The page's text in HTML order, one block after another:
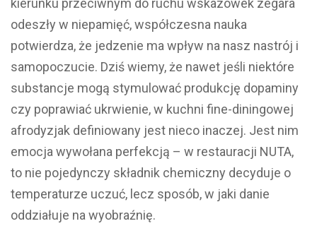
kierunku przeciwnym do ruchu wskazówek zegara
odeszły w niepamięć, współczesna nauka
potwierdza, że jedzenie ma wpływ na nasz nastrój i
samopoczucie. Dziś wiemy, że nawet jeśli niektóre
substancje mogą stymulować produkcję dopaminy
czy poprawiać ukrwienie, w kuchni fine-diningowej
afrodyzjak definiowany jest nieco inaczej. Jest nim
emocja wywołana perfekcją – w restauracji NUTA,
to nie pojedynczy składnik chemiczny decyduje o
temperaturze uczuć, lecz sposób, w jaki danie
oddziałuje na wyobraźnię.